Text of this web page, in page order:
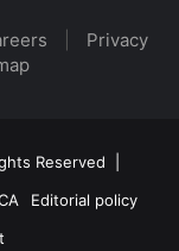
Privacy
Reserved |
Editorial policy